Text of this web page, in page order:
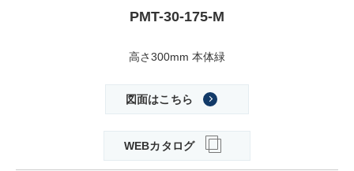
PMT-30-175-M
高さ300mm 本体緑
図面はこちら
WEBカタログ